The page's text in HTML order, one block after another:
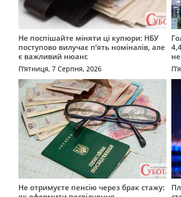
Не поспішайте міняти ці купюри: НБУ
поступово вилучає п’ять номіналів, але
є важливий нюанс
П’ятниця, 7 Серпня, 2026
Не отримуєте пенсію через брак стажу: